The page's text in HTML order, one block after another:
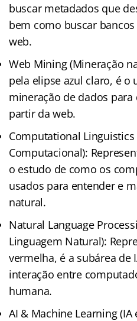
buscar metadados que
bem como buscar
web.
Web Mining (Mineração
pela elipse azul claro, é o
mineração de dados
partir da web.
Computational Linguistics
Computacional):
o estudo de como os
usados para entender e
natural.
Natural Language
Linguagem Natural):
vermelha, é a subárea de
interação entre
humana.
AI & Machine Learning